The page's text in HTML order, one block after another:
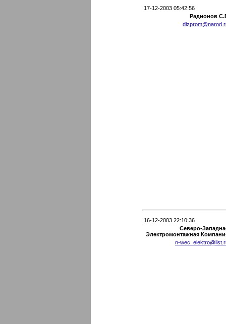
17-12-2003 05:42:56
Радионов
16-12-2003 22:10:36
Северо-
Электромонтажная
n-